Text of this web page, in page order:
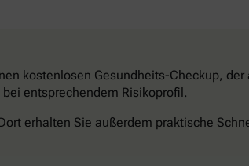
kostenlosen Gesundheits-Checkup, der
entsprechendem Risikoprofil.
erhalten Sie außerdem praktische